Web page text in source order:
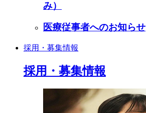
み）
医療従事者へのお知らせ
採用・募集情報
採用・募集情報